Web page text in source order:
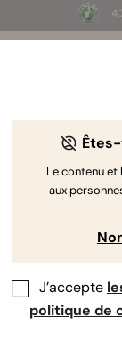
☀️
Articles
Le contenu
aux
J’accepte
politique de